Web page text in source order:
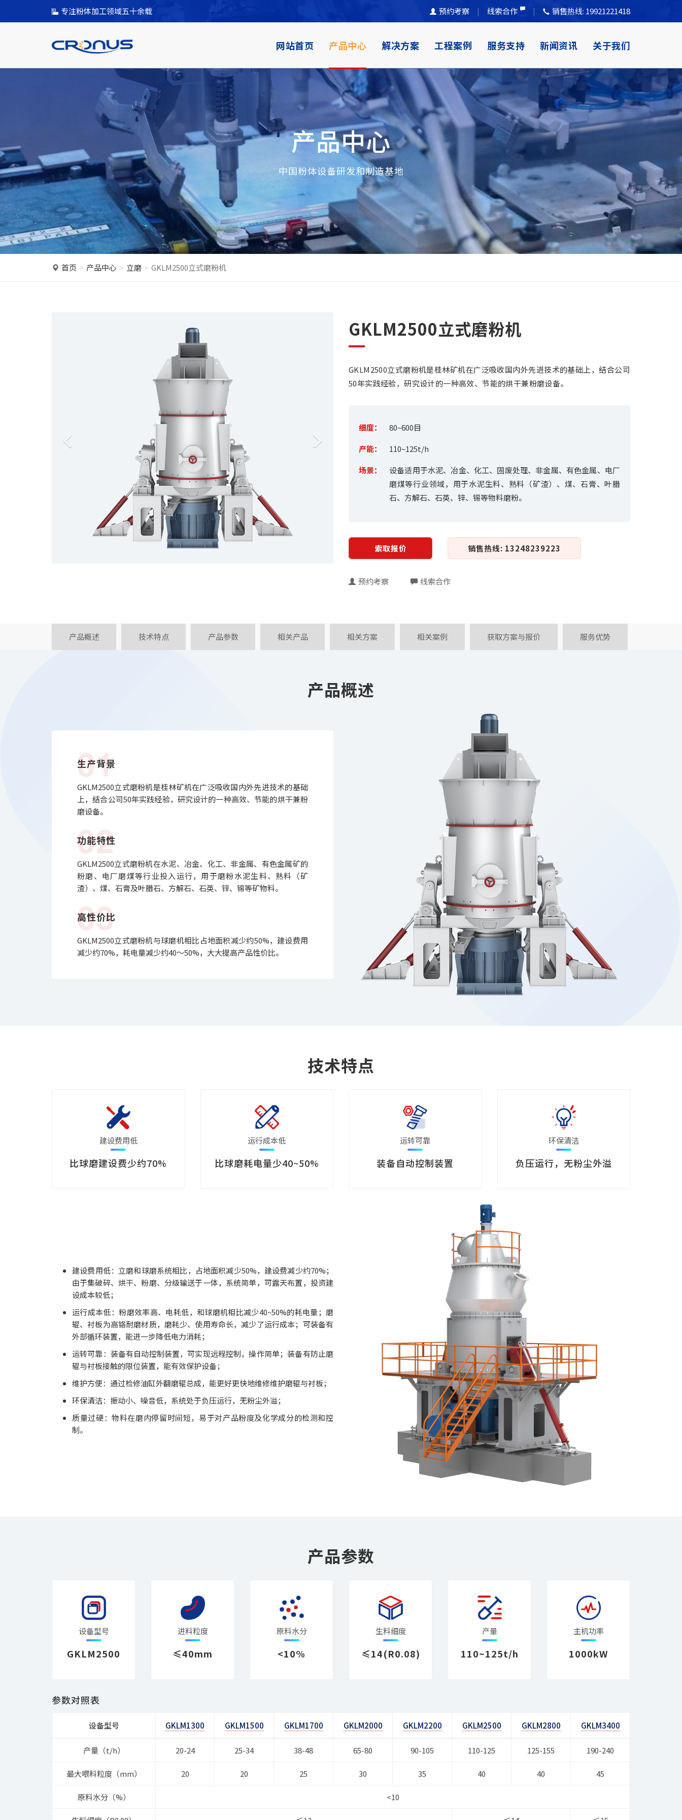
专注粉体加工领域五十余载 预约考察 线索合作 销售热线: 19921221418
网站首页 产品中心 解决方案 工程案例 服务支持 新闻资讯 关于我们
产品中心
中国粉体设备研发和制造基地
首页 产品中心 立磨 GKLM2500立式磨粉机
s
GKLM2500立式磨粉机
GKLM2500立式磨粉机是桂林矿机在广泛吸收国内外先进技术的基础上，结合公司
50年实践经验，研究设计的一种高效、节能的烘干兼粉磨设备。
细度：
80~600目
产能：
110~125t/h
场景：
设备适用于水泥、冶金、化工、固废处理、非金属、有色金属、电厂
磨煤等行业领域，用于水泥生料、熟料（矿渣）、煤、石膏、叶腊
石、方解石、石英、锌、锡等物料磨粉。
索取报价 销售热线: 13248239223
预约考察 线索合作
产品概述 技术特点 产品参数 相关产品 相关方案 相关案例 获取方案与报价 服务优势
产品概述
01
生产背景
GKLM2500立式磨粉机是桂林矿机在广泛吸收国内外先进技术的基础
上，结合公司50年实践经验，研究设计的一种高效、节能的烘干兼粉
磨设备。
02
功能特性
GKLM2500立式磨粉机在水泥、冶金、化工、非金属、有色金属矿的
粉磨、电厂磨煤等行业投入运行，用于磨粉水泥生料、熟料（矿
渣）、煤、石膏及叶腊石、方解石、石英、锌、锡等矿物料。
03
高性价比
GKLM2500立式磨粉机与球磨机相比占地面积减少约50%，建设费用
减少约70%，耗电量减少约40～50%，大大提高产品性价比。
技术特点
建设费用低
比球磨建设费少约70%
运行成本低
比球磨耗电量少40~50%
运转可靠
装备自动控制装置
环保清洁
负压运行，无粉尘外溢
建设费用低：立磨和球磨系统相比，占地面积减少50%，建设费减少约70%；
由于集破碎、烘干、粉磨、分级输送于一体，系统简单，可露天布置，投资建
设成本较低；
运行成本低：粉磨效率高、电耗低，和球磨机相比减少40~50%的耗电量；磨
辊、衬板为高铬耐磨材质，磨耗少、使用寿命长，减少了运行成本；可装备有
外部循环装置，能进一步降低电力消耗；
运转可靠：装备有自动控制装置，可实现远程控制，操作简单；装备有防止磨
辊与衬板接触的限位装置，能有效保护设备；
维护方便：通过检修油缸外翻磨辊总成，能更好更快地维修维护磨辊与衬板；
环保清洁：振动小、噪音低，系统处于负压运行，无粉尘外溢；
质量过硬：物料在磨内停留时间短，易于对产品粉度及化学成分的检测和控
制。
产品参数
设备型号
GKLM2500
进料粒度
≤40mm
原料水分
<10%
生料细度
≤14(R0.08)
产量
110~125t/h
主机功率
1000kW
参数对照表
设备型号 GKLM1300 GKLM1500 GKLM1700 GKLM2000 GKLM2200 GKLM2500 GKLM2800 GKLM3400
产量（t/h） 20-24 25-34 38-48 65-80 90-105 110-125 125-155 190-240
最大喂料粒度（mm） 20 20 25 30 35 40 40 45
原料水分（%） <10